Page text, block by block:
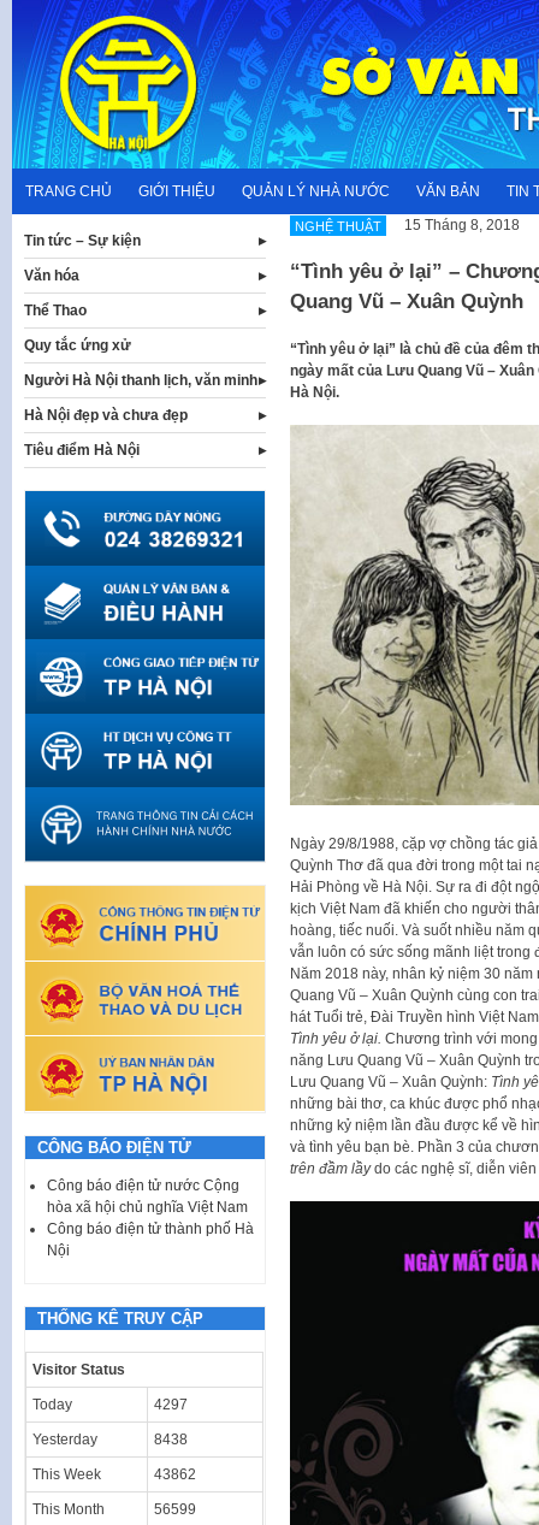
content
TRANG CHỦ GIỚI THIỆU QUẢN LÝ NHÀ NƯỚC VĂN BẢN TIN
NGHỆ THUẬT 15 Tháng 8, 2018
“Tình yêu ở lại” –
Quang Vũ – Xuân Quỳnh
“Tình yêu ở lại” là chủ đề của đêm
ngày mất của Lưu Quang Vũ –
Hà Nội.
Ngày 29/8/1988, cặp vợ chồng tác
Quỳnh Thơ đã qua đời trong một tai
Hải Phòng về Hà Nội. Sự ra đi đột
kịch Việt Nam đã khiến cho người
hoàng, tiếc nuối. Và suốt nhiều năm
vẫn luôn có sức sống mãnh liệt
Năm 2018 này, nhân kỷ niệm 30
Quang Vũ – Xuân Quỳnh cùng con
hát Tuổi trẻ, Đài Truyền hình Việt
Tình yêu ở lại. Chương trình với
năng Lưu Quang Vũ – Xuân Quỳnh
Lưu Quang Vũ – Xuân Quỳnh: Tình
những bài thơ, ca khúc được phổ
những kỷ niệm lần đầu được kể về
và tình yêu bạn bè. Phần 3 của
trên đầm lầydo các nghệ sĩ, diễn
Tin tức – Sự kiện
Văn hóa
Thể Thao
Quy tắc ứng xử
Người Hà Nội thanh lịch, văn minh
Hà Nội đẹp và chưa đẹp
Tiêu điểm Hà Nội
CÔNG BÁO ĐIỆN TỬ
Công báo điện tử nước Cộng
hòa xã hội chủ nghĩa Việt Nam
Công báo điện tử thành phố Hà
Nội
THỐNG KÊ TRUY CẬP
Visitor Status
Today 4297
Yesterday 8438
This Week 43862
This Month 56599